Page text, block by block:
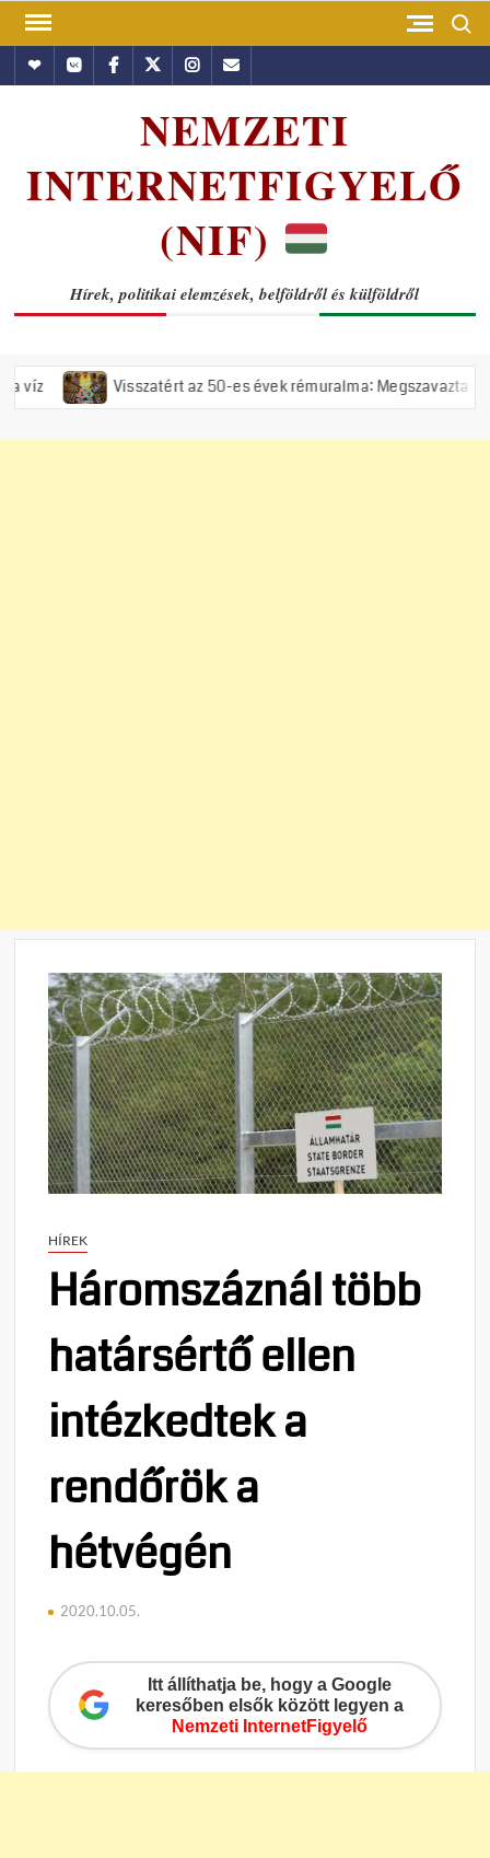
Skip
contentHundubVkontakte
Facebook
TwitterInstagram
Email
NEMZETI
INTERNETFIGYELŐ
(NIF)
Hírek, politikai elemzések, belföldről és külföldről
Visszatért az 50-es évek rémuralma: Megszavazta az
HÍREK
Háromszáznál több
határsértő ellen
intézkedtek a
rendőrök a
hétvégén
2020.10.05.
Itt állíthatja be, hogy a Google
keresőben elsők között legyen a
Nemzeti InternetFigyelő